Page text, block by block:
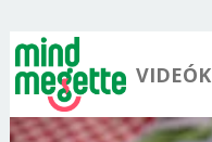
VIDEÓK